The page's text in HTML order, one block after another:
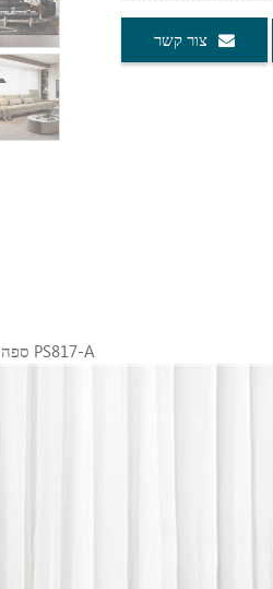
צור קשר
LINSY Black Color Dynamic Island ספה מודולרית PS817-A